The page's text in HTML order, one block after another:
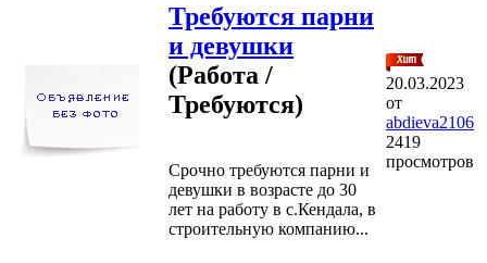
Требуются парни
и девушки
(Работа /
Требуются)
Срочно требуются парни и
девушки в возрасте до 30
лет на работу в с.Кендала, в
строительную компанию...
20.03.2023
от
abdieva2106
2419
просмотров